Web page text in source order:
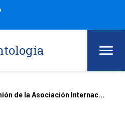
de la Asociación Internac...